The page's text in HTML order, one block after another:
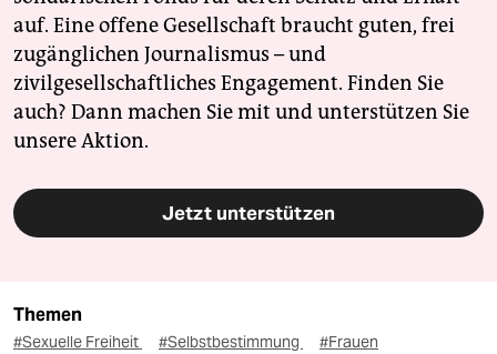
auf. Eine offene Gesellschaft braucht guten, frei
zugänglichen Journalismus – und
zivilgesellschaftliches Engagement. Finden Sie
auch? Dann machen Sie mit und unterstützen Sie
unsere Aktion.
Jetzt unterstützen
Themen
#Sexuelle Freiheit #Selbstbestimmung #Frauen